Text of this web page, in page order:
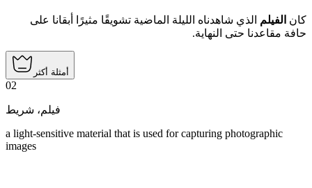
كان الفيلم الذي شاهدناه الليلة الماضية تشويقًا مثيرًا أبقانا على
حافة مقاعدنا حتى النهاية.
أمثلة أكثر
02
فيلم، شريط
a light-sensitive material that is used for capturing photographic
images